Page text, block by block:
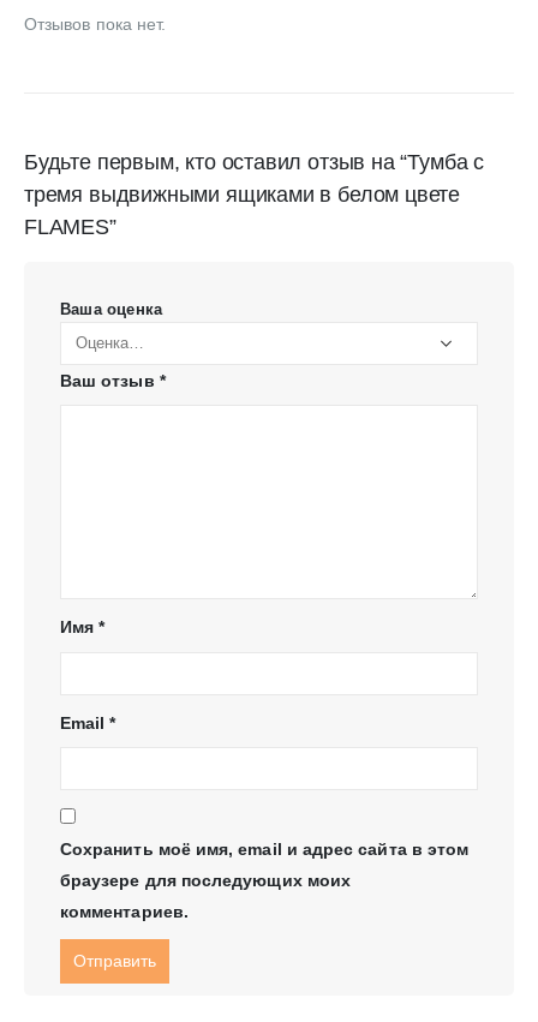
Отзывов пока нет.
Будьте первым, кто оставил отзыв на “Тумба с
тремя выдвижными ящиками в белом цвете
FLAMES”
Ваша оценка
Ваш отзыв *
Имя*
Email*
Сохранить моё имя, email и адрес сайта в этом
браузере для последующих моих
комментариев.